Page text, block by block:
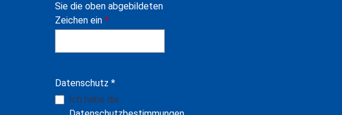
Sie die oben abgebildeten
Zeichen ein *
Datenschutz *
Ich habe die